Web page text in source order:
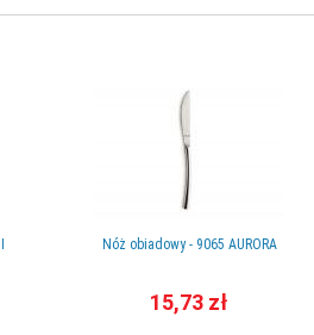
Nóż obiadowy - 9065 AURORA
15,73 zł